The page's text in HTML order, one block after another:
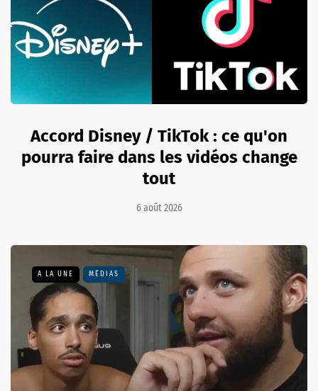
Accord Disney / TikTok : ce qu'on
pourra faire dans les vidéos change
tout
6 août 2026
A LA UNE MÉDIAS